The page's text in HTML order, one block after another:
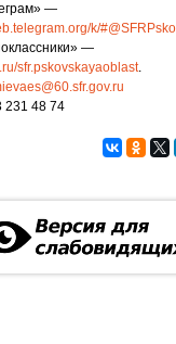
—
k/
—
sfr.pskovskayaoblast.
231 48 74